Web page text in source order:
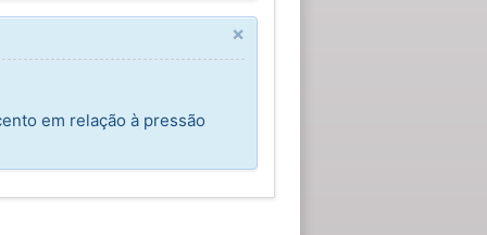
×
em relação à pressão